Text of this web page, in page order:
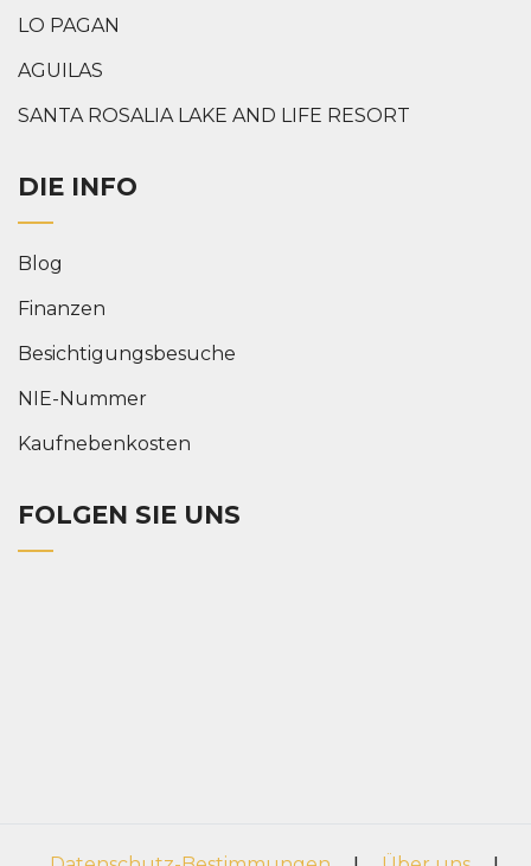
LO PAGAN
AGUILAS
SANTA ROSALIA LAKE AND LIFE RESORT
DIE INFO
Blog
Finanzen
Besichtigungsbesuche
NIE-Nummer
Kaufnebenkosten
FOLGEN SIE UNS